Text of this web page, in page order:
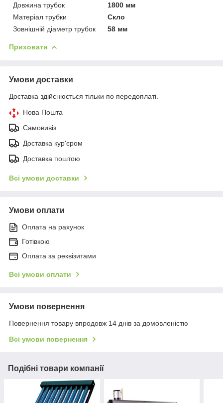
Довжина трубок
1800 мм
Матеріал трубки
Скло
Зовнішній діаметр трубок
58 мм
Приховати
Умови доставки
Доставка здійснюється тільки по передоплаті.
Нова Пошта
Самовивіз
Доставка кур'єром
Доставка поштою
Всі умови доставки
Умови оплати
Оплата на рахунок
Готівкою
Оплата за реквізитами
Всі умови оплати
Умови повернення
Повернення товару впродовж 14 днів за домовленістю
Всі умови повернення
Подібні товари компанії